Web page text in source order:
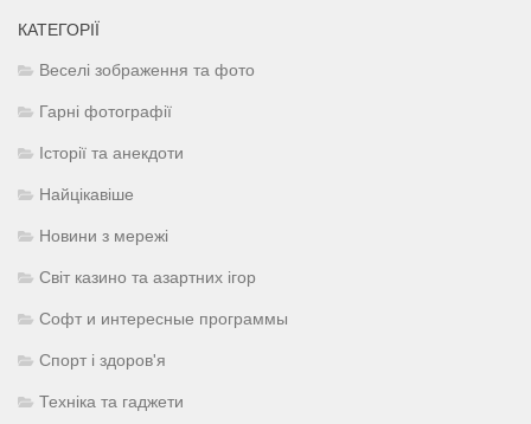
КАТЕГОРІЇ
Веселі зображення та фото
Гарні фотографії
Історії та анекдоти
Найцікавіше
Новини з мережі
Світ казино та азартних ігор
Софт и интересные программы
Спорт і здоров'я
Техніка та гаджети